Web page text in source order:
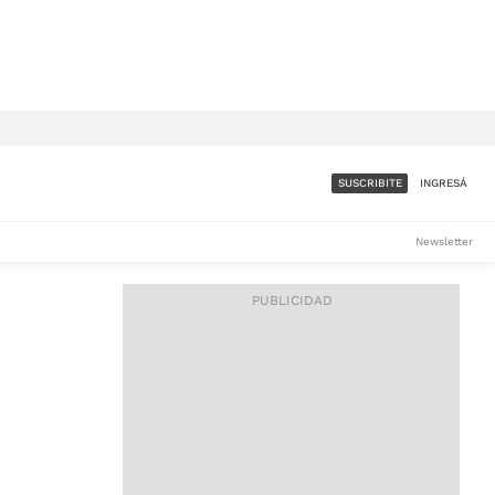
ACCESO FULL - $1.800/MES
SUSCRIBITE INGRESÁ
Newsletter